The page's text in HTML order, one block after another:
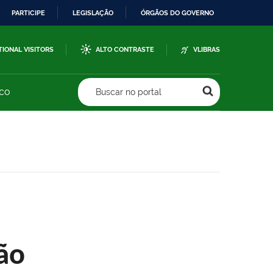
PARTICIPE LEGISLAÇÃO ÓRGÃOS DO GOVERNO
VISITORS ALTO CONTRASTE VLIBRAS
Buscar no portal